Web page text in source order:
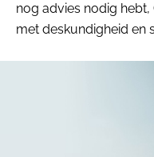
nog advies nodig
met deskundigheid en